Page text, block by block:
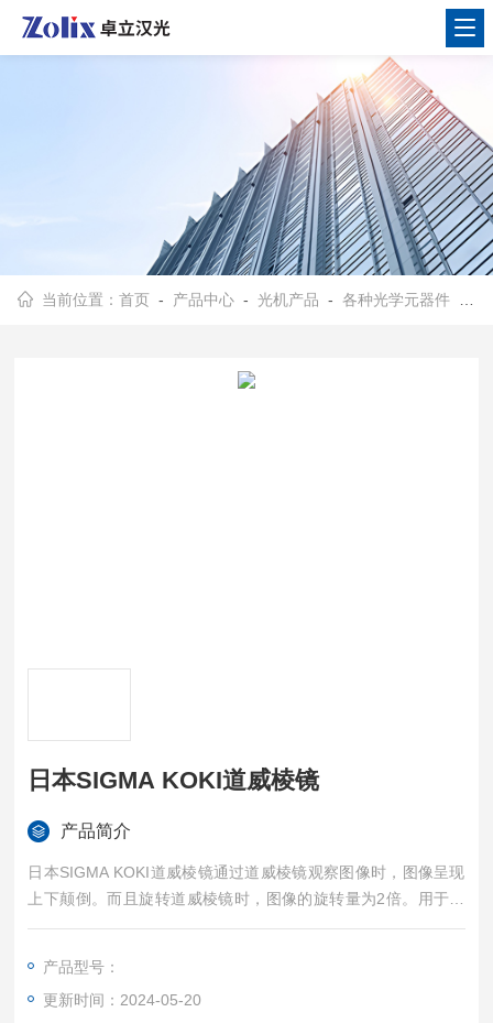
当前位置：首页 - 产品中心 -光机产品 - 各种光学元器件
日本SIGMA KOKI道威棱镜
产品简介
日本SIGMA KOKI道威棱镜通过道威棱镜观察图像时，图像呈现
上下颠倒。而且旋转道威棱镜时，图像的旋转量为2倍。用于需
要旋转调节图像等的用途。
产品型号：
更新时间：2024-05-20